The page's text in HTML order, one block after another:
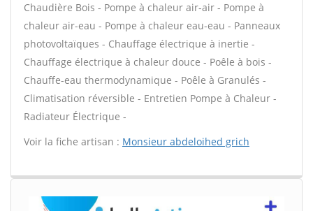
Chaudière Bois - Pompe à chaleur air-air - Pompe à
chaleur air-eau - Pompe à chaleur eau-eau - Panneaux
photovoltaïques - Chauffage électrique à inertie -
Chauffage électrique à chaleur douce - Poêle à bois -
Chauffe-eau thermodynamique - Poêle à Granulés -
Climatisation réversible - Entretien Pompe à Chaleur -
Radiateur Électrique -
Voir la fiche artisan : Monsieur abdeloihed grich